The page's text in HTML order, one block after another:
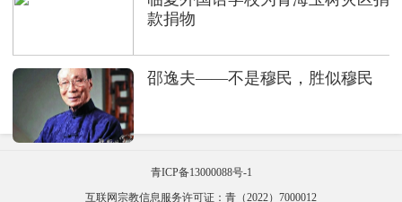
款捐物
邵逸夫——不是穆民，胜似穆民
青ICP备13000088号-1
互联网宗教信息服务许可证：青（2022）7000012